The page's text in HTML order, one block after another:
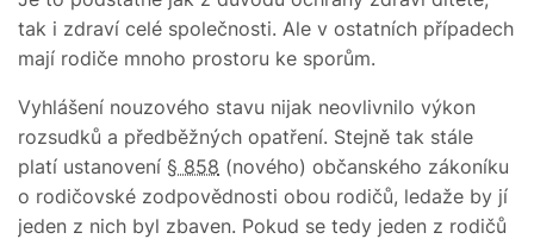
tak i zdraví celé společnosti. Ale v ostatních případech
mají rodiče mnoho prostoru ke sporům.
Vyhlášení nouzového stavu nijak neovlivnilo výkon
rozsudků a předběžných opatření. Stejně tak stále
platí ustanovení § 858 (nového) občanského zákoníku
o rodičovské zodpovědnosti obou rodičů, ledaže by jí
jeden z nich byl zbaven. Pokud se tedy jeden z rodičů